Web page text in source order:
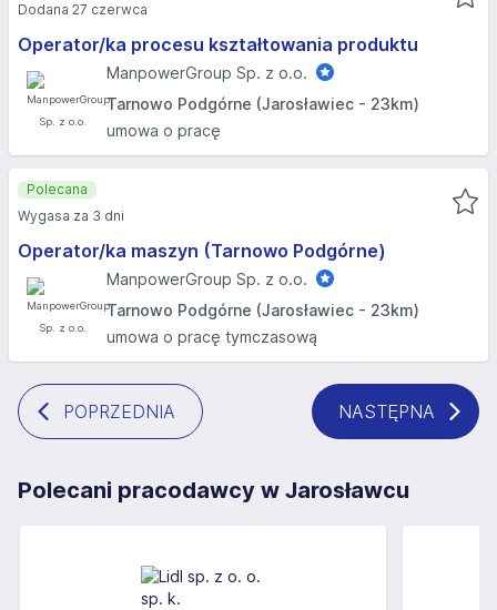
Operator/ka procesu kształtowania produktu
ManpowerGroup Sp. z o.o.
Tarnowo Podgórne (Jarosławiec - 23km)
umowa o pracę
Dodana 27 czerwca
Operator/ka maszyn (Tarnowo Podgórne)
ManpowerGroup Sp. z o.o.
Tarnowo Podgórne (Jarosławiec - 23km)
umowa o pracę tymczasową
Polecana
Wygasa za 3 dni
POPRZEDNIA NASTĘPNA
Polecani pracodawcy w Jarosławcu